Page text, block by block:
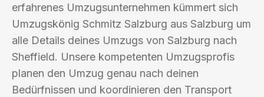
erfahrenes Umzugsunternehmen kümmert sich
Umzugskönig Schmitz Salzburg aus Salzburg um
alle Details deines Umzugs von Salzburg nach
Sheffield. Unsere kompetenten Umzugsprofis
planen den Umzug genau nach deinen
Bedürfnissen und koordinieren den Transport